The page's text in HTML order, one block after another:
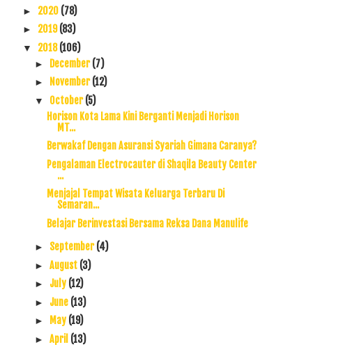
► 2020 (78)
► 2019(83)
▼ 2018(106)
► December(7)
► November(12)
▼ October(5)
Horison Kota Lama Kini Berganti Menjadi Horison
MT...
Berwakaf Dengan Asuransi Syariah Gimana Caranya?
Pengalaman Electrocauter di Shaqila Beauty Center
...
Menjajal Tempat Wisata Keluarga Terbaru Di
Semaran...
Belajar Berinvestasi Bersama Reksa Dana Manulife
► September(4)
► August (3)
► July (12)
► June (13)
► May (19)
► April (13)